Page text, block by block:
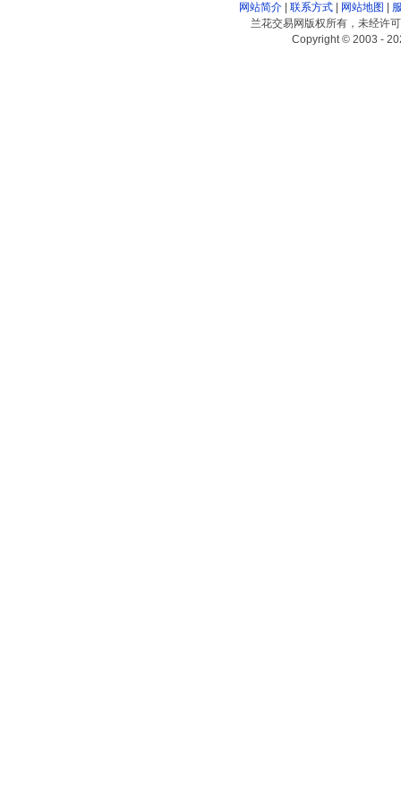
网站简介| 联系方式| 网站地图
兰花交易网版权所有，未经许
Copyright © 2003 -